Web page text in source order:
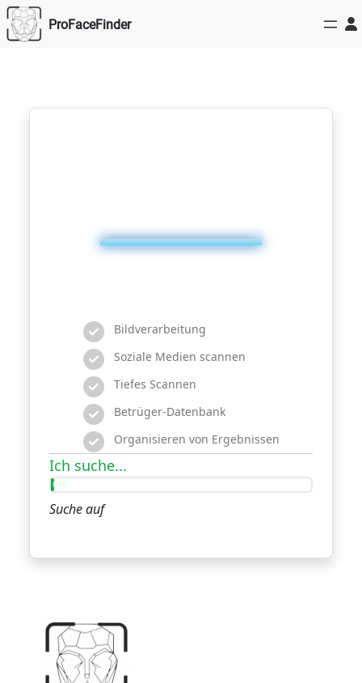
Zum
Inhalt
springen
ProFaceFinder
Bildverarbeitung
Soziale Medien scannen
Tiefes Scannen
Betrüger-Datenbank
Organisieren von Ergebnissen
Ich suche...
0%
Suche auf